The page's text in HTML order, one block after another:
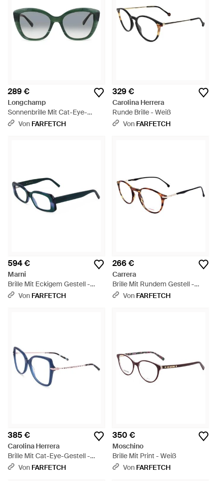
289 €
Longchamp
Sonnenbrille Mit Cat-Eye-
Gestell - Grau
Von FARFETCH
329 €
Carolina Herrera
Runde Brille - Weiß
Von FARFETCH
594 €
Marni
Brille Mit Eckigem Gestell -
WeißVon FARFETCH
266 €
Carrera
Brille Mit Rundem Gestell -
WeißVon FARFETCH
385 €
Carolina Herrera
Brille Mit Cat-Eye-Gestell -
BlauVon FARFETCH
350 €
Moschino
Brille Mit Print - Weiß
Von FARFETCH